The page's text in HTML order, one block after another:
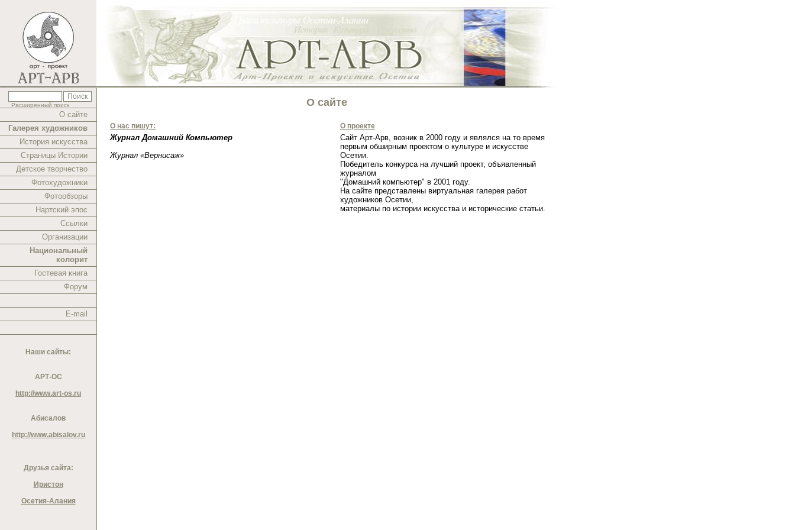
Расширенный поиск
О сайте
Галерея художников
История искусства
Страницы Истории
Детское творчество
Фотохудожники
Фотообзоры
Нартский эпос
Ссылки
Организации
Национальный
колорит
Гостевая книга
Форум
E-mail
Наши сайты:
АРТ-ОС
http://www.art-os.ru
Абисалов
http://www.abisalov.ru
Друзья сайта:
Иристон
Осетия-Алания
О сайте
О нас пишут:
Журнал Домашний Компьютер
Журнал «Вернисаж»
О проекте
Сайт Арт-Арв, возник в 2000 году и являлся на то время
первым обширным проектом о культуре и искусстве
Осетии.
Победитель конкурса на лучший проект, объявленный
журналом
"Домашний компьютер" в 2001 году.
На сайте представлены виртуальная галерея работ
художников Осетии,
материалы по истории искусства и исторические статьи.